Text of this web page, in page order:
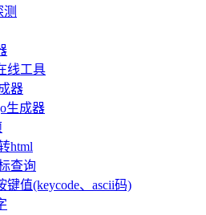
测
线工具
器
生成器
html
查询
值(keycode、ascii码)